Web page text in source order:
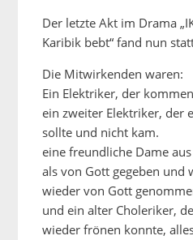
Der letzte Akt im Drama
Karibik bebt“ fand nun
Die Mitwirkenden waren:
Ein Elektriker, der
ein zweiter Elektriker, der
sollte und nicht kam.
eine freundliche Dame
als von Gott gegeben und
wieder von Gott
und ein alter Choleriker,
wieder frönen konnte,